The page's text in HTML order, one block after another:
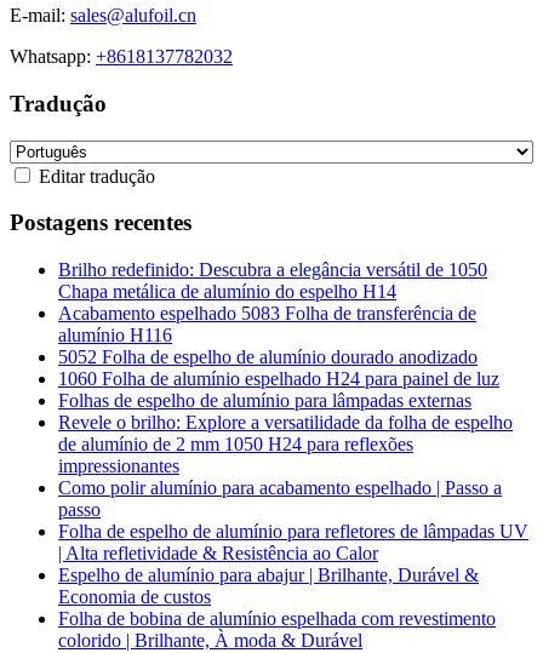
E-mail: sales@alufoil.cn
Whatsapp: +8618137782032
Tradução
Editar tradução
Postagens recentes
Brilho redefinido: Descubra a elegância versátil de 1050
Chapa metálica de alumínio do espelho H14
Acabamento espelhado 5083 Folha de transferência de
alumínio H116
5052 Folha de espelho de alumínio dourado anodizado
1060 Folha de alumínio espelhado H24 para painel de luz
Folhas de espelho de alumínio para lâmpadas externas
Revele o brilho: Explore a versatilidade da folha de espelho
de alumínio de 2 mm 1050 H24 para reflexões
impressionantes
Como polir alumínio para acabamento espelhado | Passo a
passo
Folha de espelho de alumínio para refletores de lâmpadas UV
| Alta refletividade & Resistência ao Calor
Espelho de alumínio para abajur | Brilhante, Durável &
Economia de custos
Folha de bobina de alumínio espelhada com revestimento
colorido | Brilhante, À moda & Durável